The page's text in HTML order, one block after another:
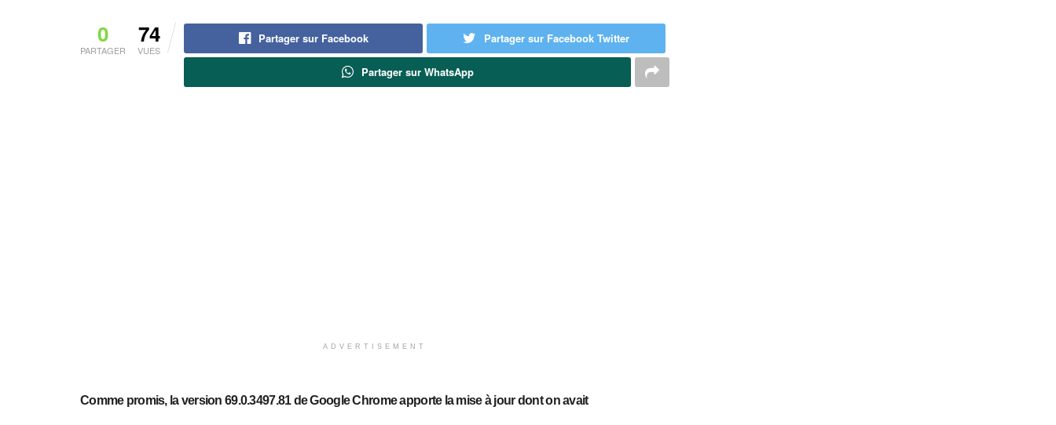
0
PARTAGER
74
VUES
Partager sur Facebook Partager sur Facebook Twitter
Partager sur WhatsApp
ADVERTISEMENT
Comme promis, la version 69.0.3497.81 de Google Chrome apporte la mise à jour dont on avait